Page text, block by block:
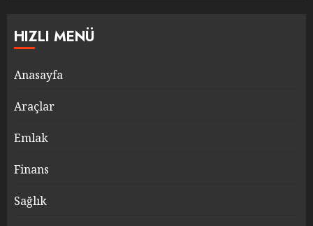
HIZLI MENÜ
Anasayfa
Araçlar
Emlak
Finans
Sağlık